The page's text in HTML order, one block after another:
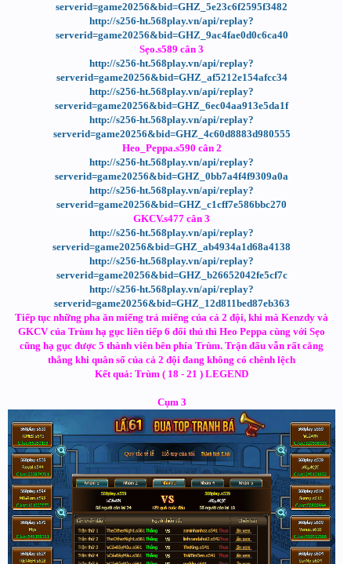
serverid=game20256&bid=GHZ_5e23c6f2595f3482
http://s256-ht.568play.vn/api/replay?
serverid=game20256&bid=GHZ_9ac4fae0d0c6ca40
Sẹo.s589 cân 3
http://s256-ht.568play.vn/api/replay?
serverid=game20256&bid=GHZ_af5212e154afcc34
http://s256-ht.568play.vn/api/replay?
serverid=game20256&bid=GHZ_6ec04aa913e5da1f
http://s256-ht.568play.vn/api/replay?
serverid=game20256&bid=GHZ_4c60d8883d980555
Heo_Peppa.s590 cân 2
http://s256-ht.568play.vn/api/replay?
serverid=game20256&bid=GHZ_0bb7a4f4f9309a0a
http://s256-ht.568play.vn/api/replay?
serverid=game20256&bid=GHZ_c1cff7e586bbc270
GKCV.s477 cân 3
http://s256-ht.568play.vn/api/replay?
serverid=game20256&bid=GHZ_ab4934a1d68a4138
http://s256-ht.568play.vn/api/replay?
serverid=game20256&bid=GHZ_b26652042fe5cf7c
http://s256-ht.568play.vn/api/replay?
serverid=game20256&bid=GHZ_12d811bed87eb363
Tiếp tục những pha ăn miếng trả miếng của cả 2 đội, khi mà Kenzdy và
GKCV của Trùm hạ gục liên tiếp 6 đối thủ thì Heo Peppa cùng với Sẹo
cũng hạ gục được 5 thành viên bên phía Trùm. Trận đấu vẫn rất căng
thẳng khi quân số của cả 2 đội đang không có chênh lệch
Kết quả: Trùm ( 18 - 21 ) LEGEND
Cụm 3